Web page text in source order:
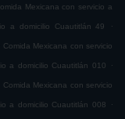
Mexicana con servicio a
a domicilio Cuautitlán 49 .
Comida Mexicana con servicio
a domicilio Cuautitlán 010 .
Comida Mexicana con servicio
a domicilio Cuautitlán 008 .